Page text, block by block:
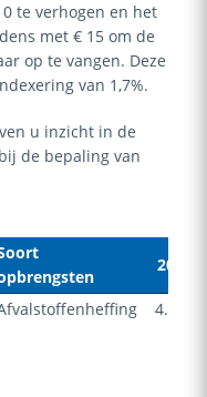
te verhogen en het
met € 15 om de
op te vangen. Deze
van 1,7%.
u inzicht in de
de bepaling van
2021
4.419